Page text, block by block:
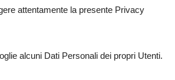
attentamente la presente Privacy
alcuni Dati Personali dei propri Utenti.